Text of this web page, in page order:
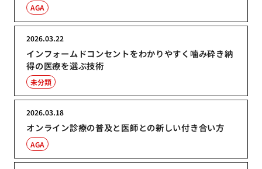
AGA
インフォームドコンセントをわかりやすく噛み砕き納
得の医療を選ぶ技術
2026.03.22
未分類
オンライン診療の普及と医師との新しい付き合い方
2026.03.18
AGA